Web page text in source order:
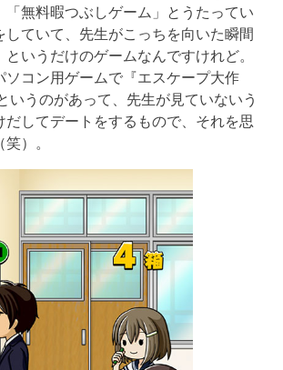
「無料暇つぶしゲーム」とうたってい
していて、先生がこっちを向いた瞬間
いうだけのゲームなんですけれど。
ソコン用ゲームで『エスケープ大作
いうのがあって、先生が見ていないう
だしてデートをするもので、それを思
）。